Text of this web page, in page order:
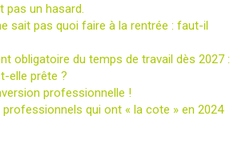
pas un hasard.
sait pas quoi faire à la rentrée : faut-il
obligatoire du temps de travail dès 2027 :
elle prête ?
professionnelle !
qui ont « la cote » en 2024